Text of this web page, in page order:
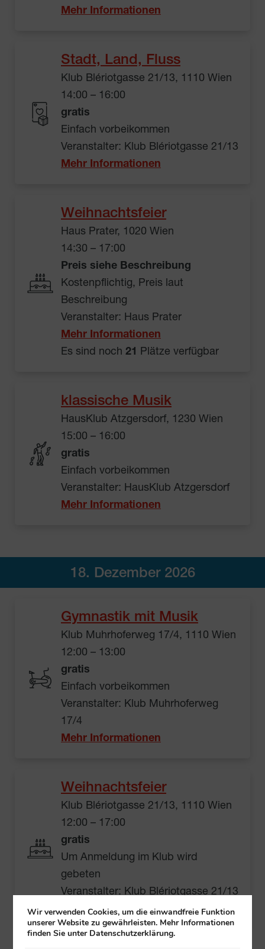
Mehr Informationen
Stadt, Land, Fluss
Klub Blériotgasse 21/13, 1110 Wien
14:00 – 16:00
gratis
Einfach vorbeikommen
Veranstalter: Klub Blériotgasse 21/13
Mehr Informationen
Weihnachtsfeier
Haus Prater, 1020 Wien
14:30 – 17:00
Preis siehe Beschreibung
Kostenpflichtig, Preis laut
Beschreibung
Veranstalter: Haus Prater
Mehr Informationen
Es sind noch 21 Plätze verfügbar
klassische Musik
HausKlub Atzgersdorf, 1230 Wien
15:00 – 16:00
gratis
Einfach vorbeikommen
Veranstalter: HausKlub Atzgersdorf
Mehr Informationen
18. Dezember 2026
Gymnastik mit Musik
Klub Muhrhoferweg 17/4, 1110 Wien
12:00 – 13:00
gratis
Einfach vorbeikommen
Veranstalter: Klub Muhrhoferweg
17/4
Mehr Informationen
Weihnachtsfeier
Klub Blériotgasse 21/13, 1110 Wien
12:00 – 17:00
gratis
Um Anmeldung im Klub wird
gebeten
Veranstalter: Klub Blériotgasse 21/13
Mehr Informationen
Wir verwenden Cookies, um die einwandfreie Funktion
unserer Website zu gewährleisten. Mehr Informationen
finden Sie unter Datenschutzerklärung.